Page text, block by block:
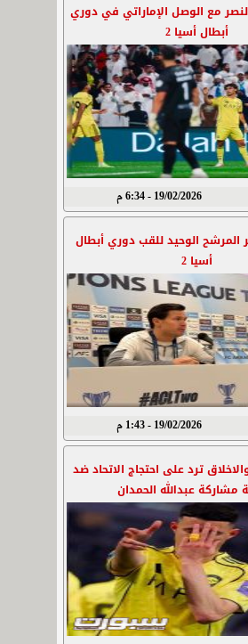
مع الوصل الإماراتي في دوري
أبطال أسيا 2
19/02/2026 - 6:34 م
المرشح الوحيد للقب دوري أبطال
أسيا 2
19/02/2026 - 1:43 م
ترد على احتجاج الاتحاد ضد
مشاركة عبدالله الحمدان